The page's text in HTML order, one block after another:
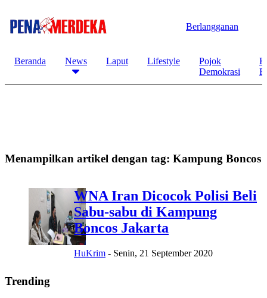
Berlangganan
Beranda News Laput Lifestyle
Pojok
Demokrasi
Menampilkan artikel dengan tag: Kampung Boncos
WNA Iran Dicocok Polisi Beli
Sabu-sabu di Kampung
Boncos Jakarta
HuKrim - Senin, 21 September 2020
Trending